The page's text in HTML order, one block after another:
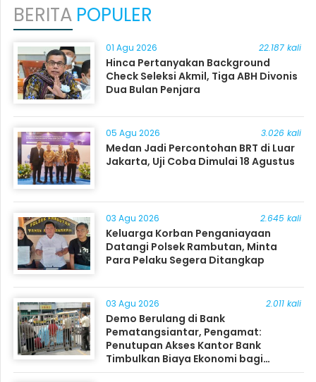
BERITA POPULER
01 Agu 2026 22.187 kali
Hinca Pertanyakan Background
Check Seleksi Akmil, Tiga ABH Divonis
Dua Bulan Penjara
05 Agu 2026 3.026 kali
Medan Jadi Percontohan BRT di Luar
Jakarta, Uji Coba Dimulai 18 Agustus
03 Agu 2026 2.645 kali
Keluarga Korban Penganiayaan
Datangi Polsek Rambutan, Minta
Para Pelaku Segera Ditangkap
03 Agu 2026 2.011 kali
Demo Berulang di Bank
Pematangsiantar, Pengamat:
Penutupan Akses Kantor Bank
Timbulkan Biaya Ekonomi bagi
Masyarakat